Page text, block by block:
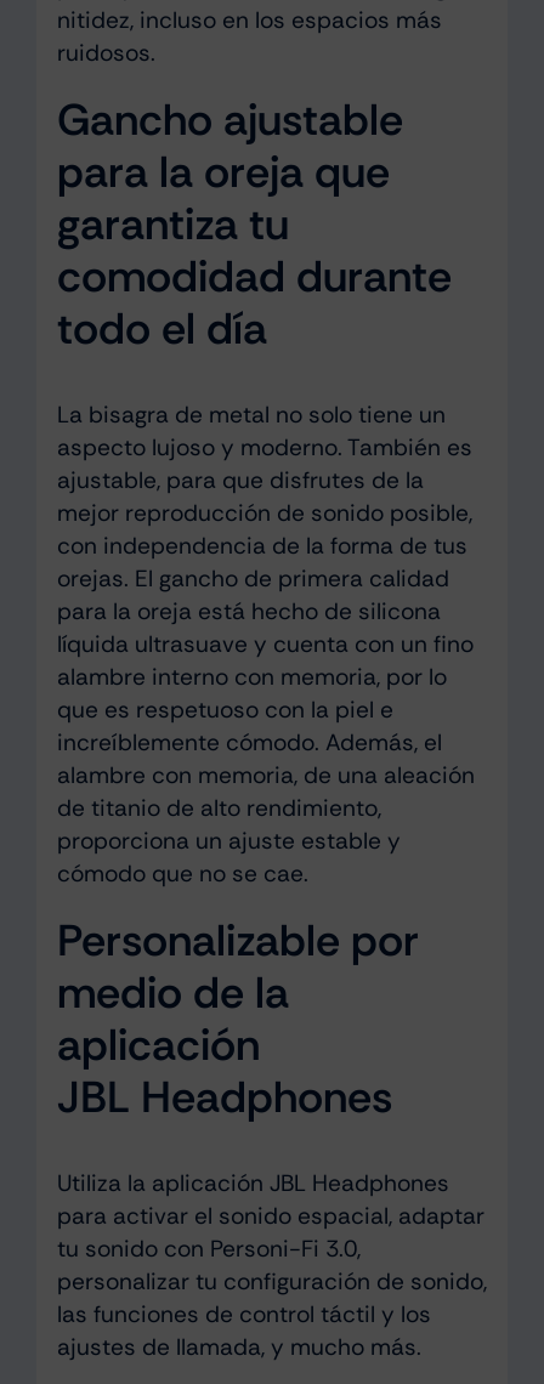
nitidez, incluso en los espacios más
ruidosos.
Gancho ajustable
para la oreja que
garantiza tu
comodidad durante
todo el día
La bisagra de metal no solo tiene un
aspecto lujoso y moderno. También es
ajustable, para que disfrutes de la
mejor reproducción de sonido posible,
con independencia de la forma de tus
orejas. El gancho de primera calidad
para la oreja está hecho de silicona
líquida ultrasuave y cuenta con un fino
alambre interno con memoria, por lo
que es respetuoso con la piel e
increíblemente cómodo. Además, el
alambre con memoria, de una aleación
de titanio de alto rendimiento,
proporciona un ajuste estable y
cómodo que no se cae.
Personalizable por
medio de la
aplicación
JBL Headphones
Utiliza la aplicación JBL Headphones
para activar el sonido espacial, adaptar
tu sonido con Personi-Fi 3.0,
personalizar tu configuración de sonido,
las funciones de control táctil y los
ajustes de llamada, y mucho más.